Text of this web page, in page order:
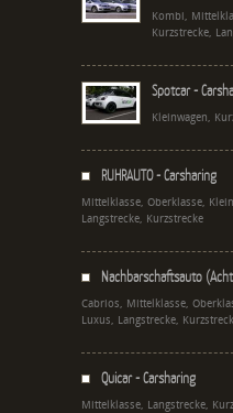
Kombi,
Kurzstrecke,
Spotcar -
Kleinwagen,
RUHRAUTO - Carsharing
Mittelklasse, Oberklasse,
Langstrecke, Kurzstrecke
Nachbarschaftsauto
Cabrios, Mittelklasse,
Luxus, Langstrecke,
Quicar - Carsharing
Mittelklasse, Langstrecke,